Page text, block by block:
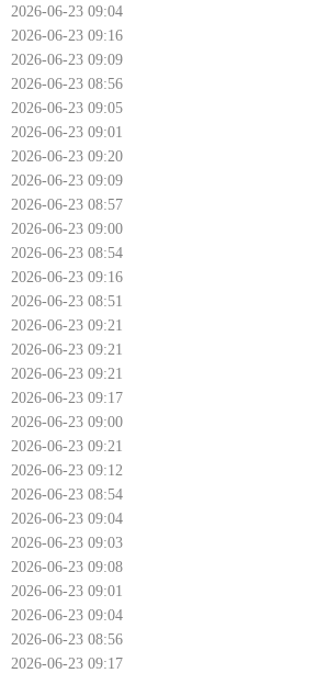
2026-06-23 09:04
2026-06-23 09:16
2026-06-23 09:09
2026-06-23 08:56
2026-06-23 09:05
2026-06-23 09:01
2026-06-23 09:20
2026-06-23 09:09
2026-06-23 08:57
2026-06-23 09:00
2026-06-23 08:54
2026-06-23 09:16
2026-06-23 08:51
2026-06-23 09:21
2026-06-23 09:21
2026-06-23 09:21
2026-06-23 09:17
2026-06-23 09:00
2026-06-23 09:21
2026-06-23 09:12
2026-06-23 08:54
2026-06-23 09:04
2026-06-23 09:03
2026-06-23 09:08
2026-06-23 09:01
2026-06-23 09:04
2026-06-23 08:56
2026-06-23 09:17